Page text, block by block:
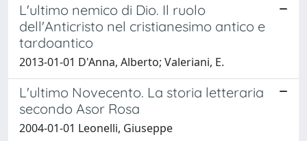
L'ultimo nemico di Dio. Il ruolo
dell'Anticristo nel cristianesimo antico e
tardoantico
2013-01-01 D'Anna, Alberto; Valeriani, E.
L'ultimo Novecento. La storia letteraria
secondo Asor Rosa
2004-01-01 Leonelli, Giuseppe